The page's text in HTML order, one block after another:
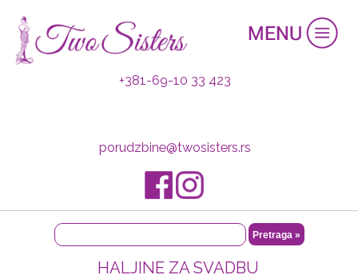
+381-69-10 33 423
porudzbine@twosisters.rs
HALJINE ZA SVADBU